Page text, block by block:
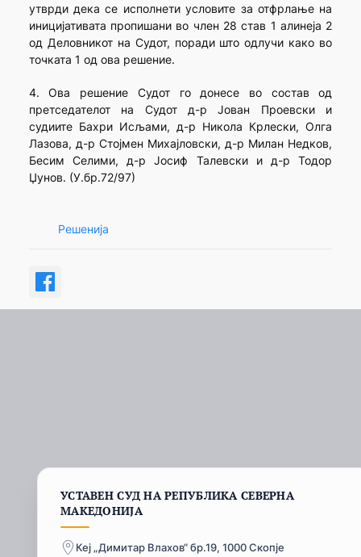
утврди дека се исполнети условите за отфрлање на
иницијативата пропишани во член 28 став 1 алинеја 2
од Деловникот на Судот, поради што одлучи како во
точката 1 од ова решение.
4. Ова решение Судот го донесе во состав од
претседателот на Судот д-р Јован Проевски и
судиите Бахри Исљами, д-р Никола Крлески, Олга
Лазова, д-р Стојмен Михајловски, д-р Милан Недков,
Бесим Селими, д-р Јосиф Талевски и д-р Тодор
Џунов. (У.бр.72/97)
Решенија
УСТАВЕН СУД НА РЕПУБЛИКА СЕВЕРНА
МАКЕДОНИЈА
Кеј „Димитар Влахов“ бр.19, 1000 Скопје